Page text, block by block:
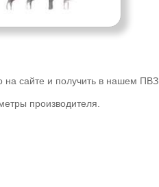
сайте и получить в нашем ПВЗ.
производителя.